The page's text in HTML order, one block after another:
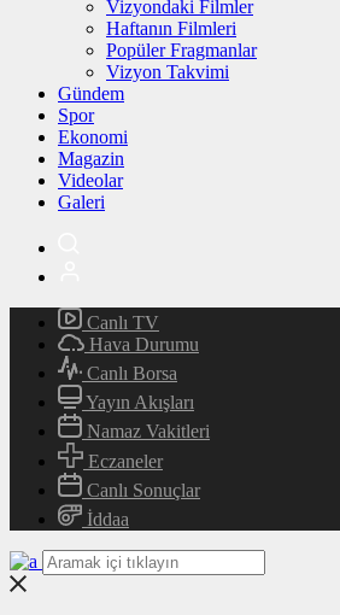
Vizyondaki Filmler
Haftanın Filmleri
Popüler Fragmanlar
Vizyon Takvimi
Gündem
Spor
Ekonomi
Magazin
Videolar
Galeri
Canlı TV
Hava Durumu
Canlı Borsa
Yayın Akışları
Namaz Vakitleri
Eczaneler
Canlı Sonuçlar
İddaa